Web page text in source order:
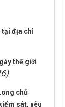
tại địa chỉ
thế giới
chủ
sát, nêu